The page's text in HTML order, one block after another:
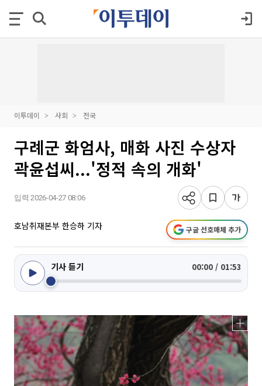
이투데이 사회 전국
구례군 화엄사, 매화 사진 수상자
곽윤섭씨...'정적 속의 개화'
입력 2026-04-27 08:06
호남취재본부 한승하 기자 구글 선호매체 추가
기사 듣기 00:00 / 01:53